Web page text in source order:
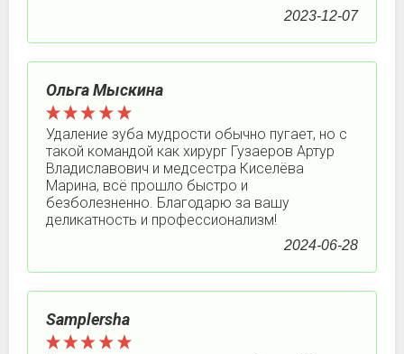
2023-12-07
Ольга Мыскина
Удаление зуба мудрости обычно пугает, но с
такой командой как хирург Гузаеров Артур
Владиславович и медсестра Киселёва
Марина, всё прошло быстро и
безболезненно. Благодарю за вашу
деликатность и профессионализм!
2024-06-28
Samplersha